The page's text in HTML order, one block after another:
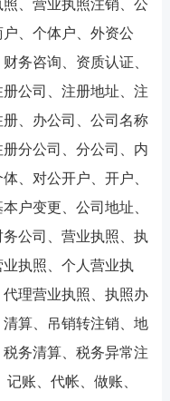
、营业执照注销、公
、个体户、外资公
务咨询、资质认证、
公司、注册地址、注
、办公司、公司名称
分公司、分公司、内
、对公开户、开户、
户变更、公司地址、
公司、营业执照、执
执照、个人营业执
理营业执照、执照办
算、吊销转注销、地
务清算、税务异常注
账、代帐、做账、